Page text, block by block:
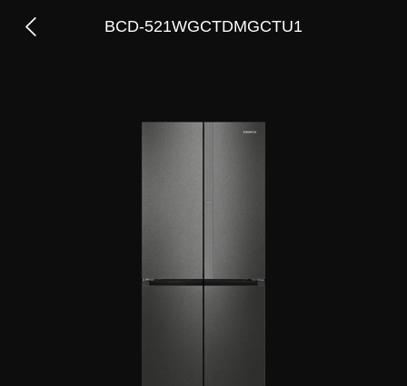
BCD-521WGCTDMGCTU1